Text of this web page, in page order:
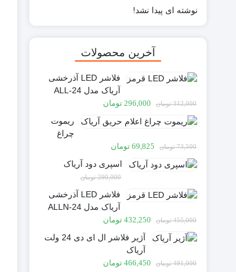
نوشته ای پیدا نشد!
آخرین محصولات
فلاشر LED آذرخشی
آریاک مدل ALL-24
312,000 تومان
قیمت
312,000 تومان
296,000 تومان
فعلی:
296,000 تومان.
ریموت
چراغ
حریق
آریاک
ARIA-24
73,500 تومان
قیمت
اصلی:
73,500 تومان
69,825 تومان
69,825 تومان.
اسپری دود آریاک
290,000 تومان
اصلی:
290,000 تومان
بود.
275,500 تومان
فعلی:
فلاشر LED آذرخشی
آریاک مدل ALLN-24
455,000 تومان
قیمت
اصلی:
455,000 تومان
بود.
432,250 تومان
432,250 تومان.
آژیر فلاشر ال ای دی 24 ولت
آریاک
491,000 تومان
قیمت
466,450 تومان